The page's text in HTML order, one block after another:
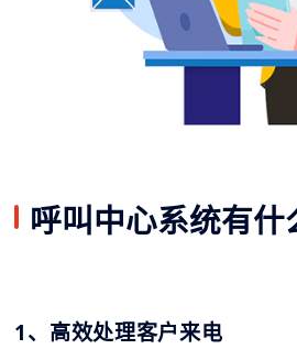
呼叫中心系统有什
1、高效处理客户来电